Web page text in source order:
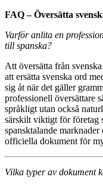
FAQ – Översätta
Varför anlita en
till spanska?
Att översätta från
att ersätta svenska ord
sig åt när det gäller
professionell översättare
språkligt utan också
särskilt viktigt för företag
spansktalande
officiella dokument för
Vilka typer av dokument